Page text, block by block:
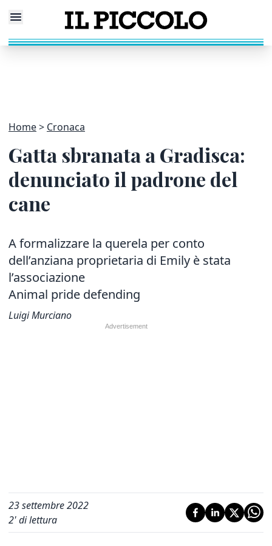
Home Cronaca
Gatta sbranata a Gradisca:
denunciato il padrone del
cane
A formalizzare la querela per conto
dell’anziana proprietaria di Emily è stata
l’associazione
Animal pride defending
Luigi Murciano
23 settembre 2022
2' di lettura